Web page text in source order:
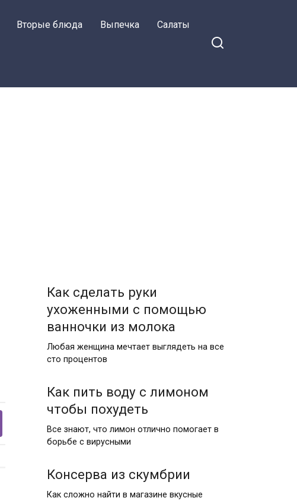
Вторые блюда Выпечка Салаты
Как сделать руки
ухоженными с помощью
ванночки из молока
Любая женщина мечтает выглядеть на все
сто процентов
Как пить воду с лимоном
чтобы похудеть
Все знают, что лимон отлично помогает в
борьбе с вирусными
Консерва из скумбрии
Как сложно найти в магазине вкусные